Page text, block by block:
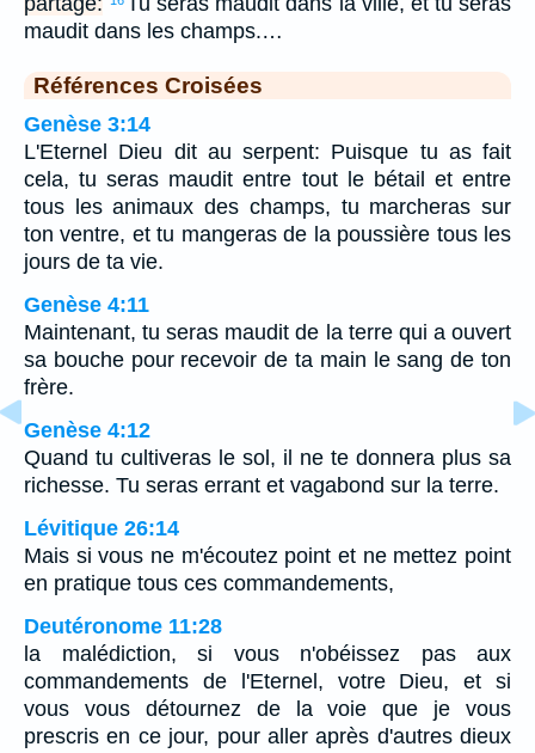
maudit dans les champs.…
Références Croisées
Genèse 3:14
L'Eternel Dieu dit au serpent: Puisque tu as fait
cela, tu seras maudit entre tout le bétail et entre
tous les animaux des champs, tu marcheras sur
ton ventre, et tu mangeras de la poussière tous les
jours de ta vie.
Genèse 4:11
Maintenant, tu seras maudit de la terre qui a ouvert
sa bouche pour recevoir de ta main le sang de ton
frère.
Genèse 4:12
Quand tu cultiveras le sol, il ne te donnera plus sa
richesse. Tu seras errant et vagabond sur la terre.
Lévitique 26:14
Mais si vous ne m'écoutez point et ne mettez point
en pratique tous ces commandements,
Deutéronome 11:28
la malédiction, si vous n'obéissez pas aux
commandements de l'Eternel, votre Dieu, et si
vous vous détournez de la voie que je vous
prescris en ce jour, pour aller après d'autres dieux